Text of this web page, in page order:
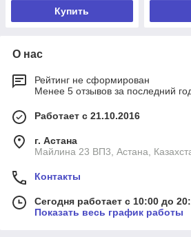
Купить
О нас
Рейтинг не сформирован
Менее 5 отзывов за последний
Работает с 21.10.2016
г. Астана
Майлина 23 ВП3, Астана,
Контакты
Сегодня работает с 10:00 до
Показать весь график работы